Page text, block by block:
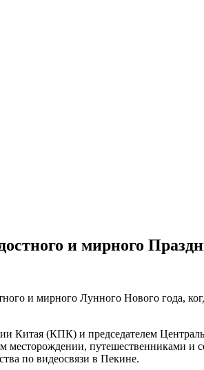
и мирного
и мирного Лунного Нового года,
(КПК) и председателем
путешественниками и
по видеосвязи в Пекине.